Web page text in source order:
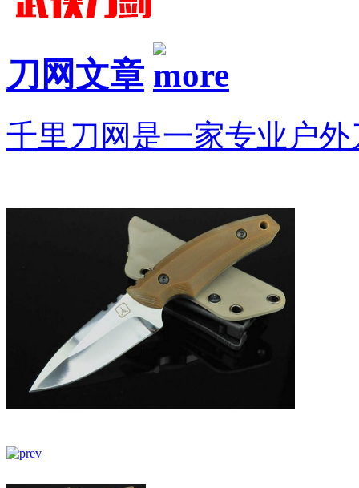
刀网文章
千里刀网是一家专业户